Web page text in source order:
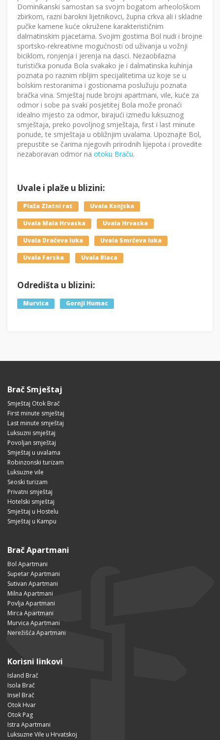
Dominikanski samostan sa svojm bogatom arheološkom
zbirkom, razni barokni lijetnikovci, župna crkva ali i skladne
pučke kamene kuće okružene karakterističnim
dalmatinskim pjacetama. Svojim gostima Bol nudi i brojne
sportsko-rekreativne mogućnosti od uživanja u vožnji
biciklom, ronjenja i jerenja na dasci. Nezaobilazna
turistička ponuda Bola svakako je i dalmatinska kuhinja
poznata po raznim ribljim specijalitetima uz koje se u
bolskim restoranima i gostionama poslužuju poznata
bračka vina. Smještaj nude brojni apartmani, vile, kuće za
odmor i sobe pa svaki posjetitej Bola može pronaći
idealno mjesto za odmor, birajući između luksuznog
smještaja, preko povoljnog smještaja, first i last minute
ponude, te smještaja u obližnjim uvalama. Upoznajte Bol,
prepustite se čarima njegovih prirodnih lijepota i provedite
nezaboravan odmor na otoku Braču.
Uvale i plaže u blizini:
Plaža Zlatni rat Uvala Konjska
Uvala Mala Hrvaska Uvala Hrvaska
Uvala Dračeva luka Uvala Smrčeva luka
Uvala Farska Uvala Blaca
Odredišta u blizini:
Murvica Gornji Humac
Brač Smještaj
Smještaj Otok Brač
First minute smještaj
Last minute smještaj
Luksuzni smještaj
Povoljan smještaj
Smještaj u uvalama
Robinzonski turizam
Luksuzne vile
Seoski turizam
Privatni smještaj
Hotelski smještaj
Smještaj u Hostelu
Smještaj u Kampu
Brač Apartmani
Bol Apartmani
Supetar Apartmani
Sutivan Apartmani
Milna Apartmani
Povlja Apartmani
Mirca Apartmani
Murvica Apartmani
Nerežišća Apartmani
Korisni linkovi
Island Brač
Isola Brač
Insel Brač
Otok Hvar
Otok Pag
Istra Apartmani
Luksuzne Vile u Hrvatskoj